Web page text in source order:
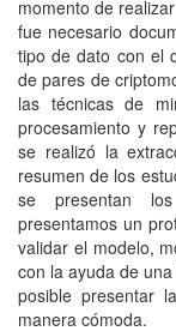
momento de
fue necesario
tipo de dato con el
de pares de
las técnicas de
procesamiento y
se realizó la
resumen de los
se presentan
presentamos un
validar el modelo,
con la ayuda de
posible presentar
manera cómoda.